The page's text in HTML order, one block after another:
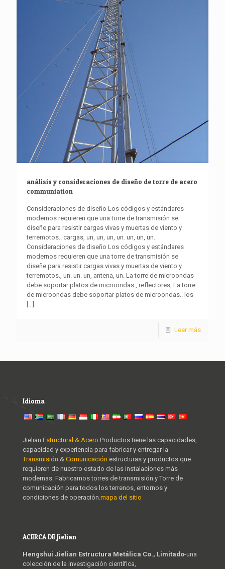
análisis y consideraciones de diseño de torre de acero
communiation
Consideraciones de diseño Los códigos y estándares
modernos requieren que una torre de transmisión se
diseñe para resistir cargas vivas y muertas de viento y
terremotos.. cargas, un, un, un, un. un, un, un.
Consideraciones de diseño Los códigos y estándares
modernos requieren que una torre de transmisión se
diseñe para resistir cargas vivas y muertas de viento y
terremotos., un. un. un, antena, un. La torre de microondas
debe soportar platos de microondas., reflectores, La torre
de microondas debe soportar platos de microondas.. los
[...]
Leer más
Idioma
Jielian Estructural & Acero Productos tiene las capacidades,
capacidad y experiencia para fabricar y entregar la
Transmisión & Comunicación estructuras y productos que
requieren de nuestro estado de las instalaciones más
modernas. Fabricamos torres de transmisión y Torre de
comunicación para todos los terrenos, entornos y
condiciones de operación.mapa del sitio
ACERCA DE Jielian
Hengshui Jielian Estructura Metálica Co., Limitado-una
colección de la investigación científica,